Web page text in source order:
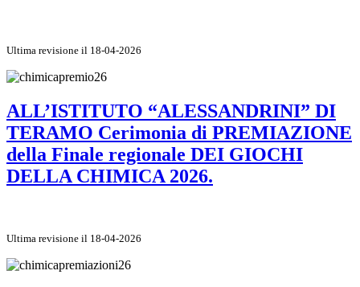
Ultima revisione il 18-04-2026
ALL’ISTITUTO “ALESSANDRINI” DI
TERAMO Cerimonia di PREMIAZIONE
della Finale regionale DEI GIOCHI
DELLA CHIMICA 2026.
Ultima revisione il 18-04-2026